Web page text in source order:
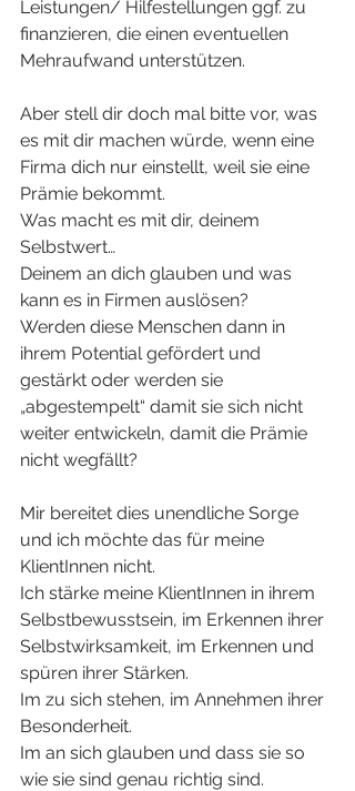
Leistungen/ Hilfestellungen ggf. zu
finanzieren, die einen eventuellen
Mehraufwand unterstützen.
Aber stell dir doch mal bitte vor, was
es mit dir machen würde, wenn eine
Firma dich nur einstellt, weil sie eine
Prämie bekommt.
Was macht es mit dir, deinem
Selbstwert…
Deinem an dich glauben und was
kann es in Firmen auslösen?
Werden diese Menschen dann in
ihrem Potential gefördert und
gestärkt oder werden sie
„abgestempelt“ damit sie sich nicht
weiter entwickeln, damit die Prämie
nicht wegfällt?
Mir bereitet dies unendliche Sorge
und ich möchte das für meine
KlientInnen nicht.
Ich stärke meine KlientInnen in ihrem
Selbstbewusstsein, im Erkennen ihrer
Selbstwirksamkeit, im Erkennen und
spüren ihrer Stärken.
Im zu sich stehen, im Annehmen ihrer
Besonderheit.
Im an sich glauben und dass sie so
wie sie sind genau richtig sind.